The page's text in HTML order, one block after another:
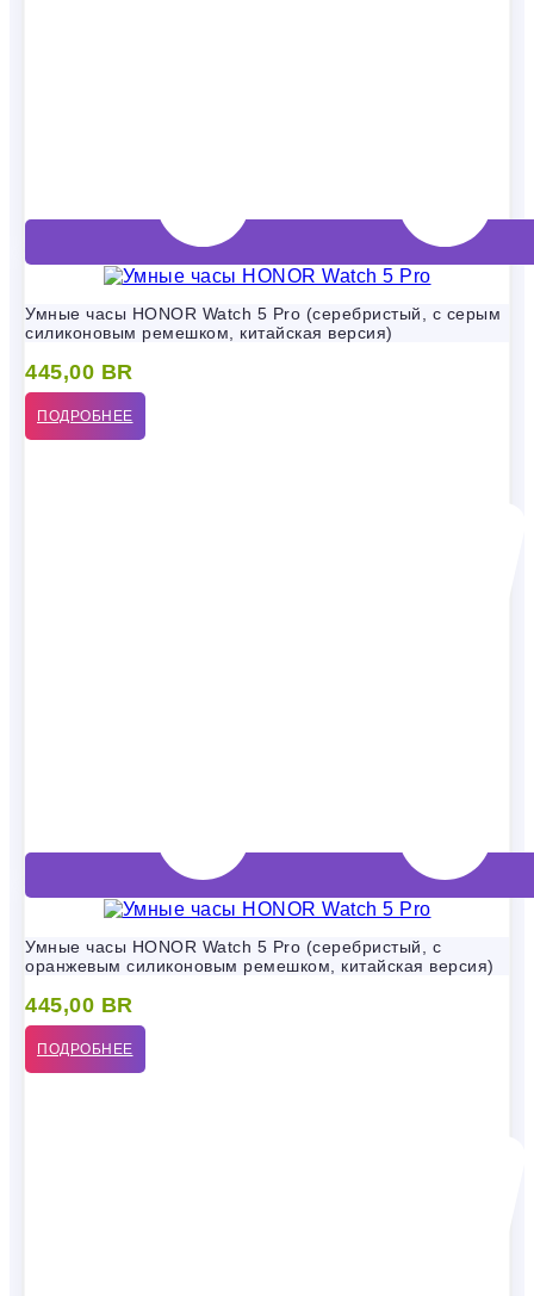
Умные часы HONOR Watch 5 Pro (серебристый, с серым
силиконовым ремешком, китайская версия)
445,00 BR
ПОДРОБНЕЕ
Умные часы HONOR Watch 5 Pro (серебристый, с
оранжевым силиконовым ремешком, китайская версия)
445,00 BR
ПОДРОБНЕЕ